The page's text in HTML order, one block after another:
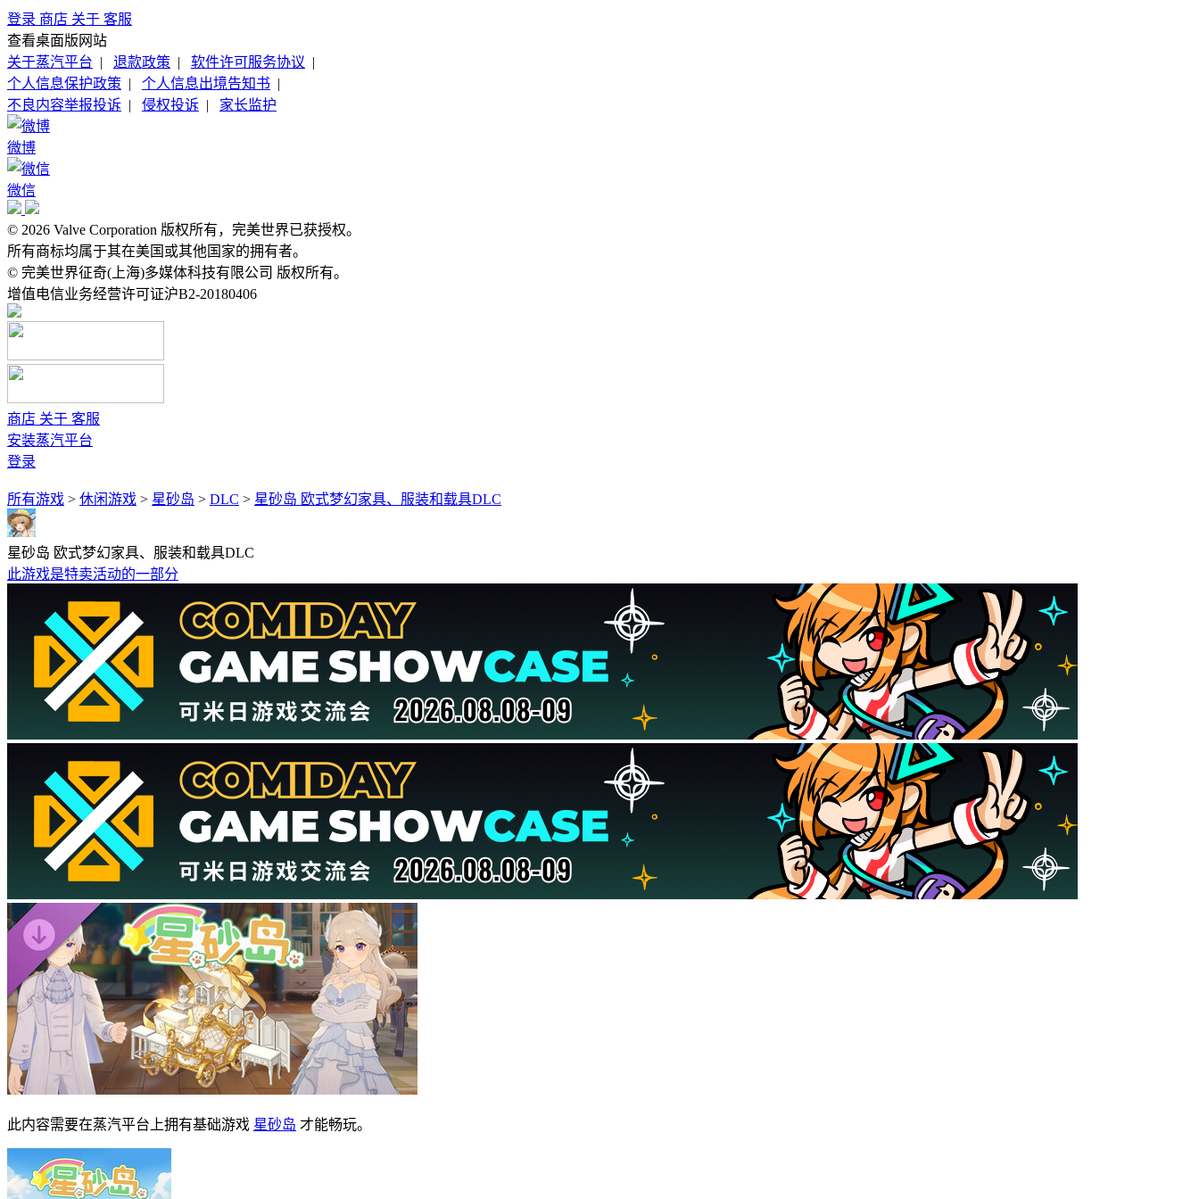
登录 商店 关于 客服
查看桌面版网站
关于蒸汽平台 | 退款政策 | 软件许可服务协议 |
个人信息保护政策 | 个人信息出境告知书 |
不良内容举报投诉 | 侵权投诉 | 家长监护
微博
微信
© 2026 Valve Corporation 版权所有，完美世界已获授权。
所有商标均属于其在美国或其他国家的拥有者。
© 完美世界征奇(上海)多媒体科技有限公司 版权所有。
增值电信业务经营许可证沪B2-20180406
商店 关于 客服
安装蒸汽平台
登录
所有游戏 > 休闲‎游戏 > 星砂岛 > DLC > 星砂岛 欧式梦幻家具、服装和载具DLC
星砂岛 欧式梦幻家具、服装和载具DLC
此游戏是特卖活动的一部分
此内容需要在蒸汽平台上拥有基础游戏 星砂岛 才能畅玩。